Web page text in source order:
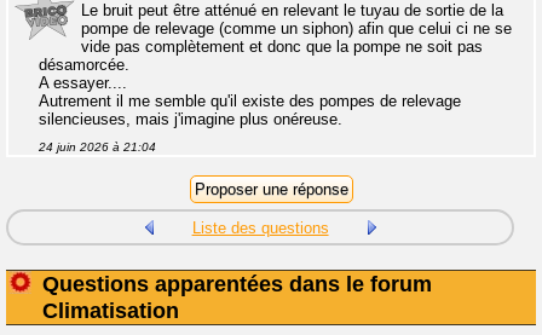
Le bruit peut être atténué en relevant le tuyau de sortie de la
pompe de relevage (comme un siphon) afin que celui ci ne se
vide pas complètement et donc que la pompe ne soit pas
désamorcée.
A essayer....
Autrement il me semble qu'il existe des pompes de relevage
silencieuses, mais j'imagine plus onéreuse.
24 juin 2026 à 21:04
Liste des questions
Questions apparentées dans le forum
Climatisation